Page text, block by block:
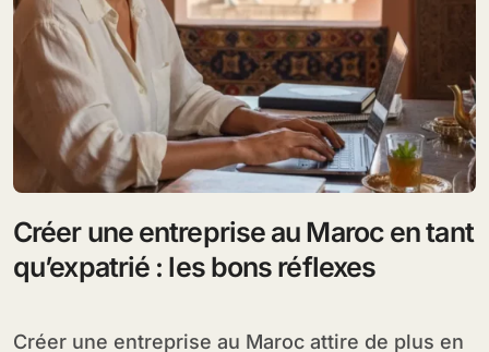
Créer une entreprise au Maroc en tant
qu’expatrié : les bons réflexes
Créer une entreprise au Maroc attire de plus en